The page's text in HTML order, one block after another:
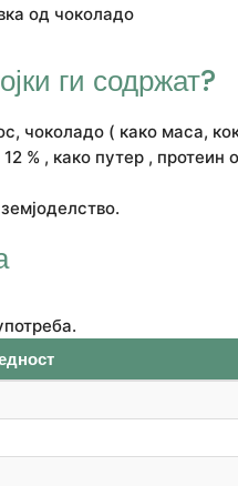
од чоколадо
ги содржат?
чоколадо ( како маса,
% , како путер ,